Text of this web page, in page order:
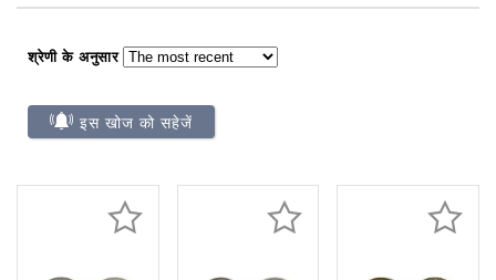
श्रेणी के अनुसार
इस खोज को सहेजें